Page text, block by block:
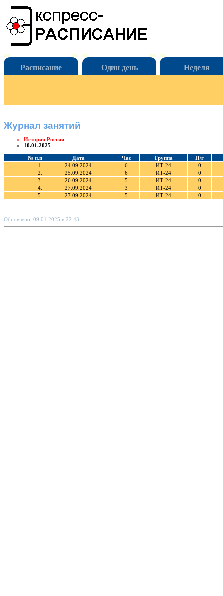
Расписание Один день Неделя
Журнал занятий
История России
10.01.2025
№ п.п Дата Час Группа
П/г
1.
24.09.2024 6 ИТ-24
0
2.
25.09.2024 6 ИТ-24
0
3.
26.09.2024 5 ИТ-24
0
4.
27.09.2024 3 ИТ-24
0
5.
27.09.2024 5 ИТ-24 0
Обновлено: 09.01.2025 в 22:43.